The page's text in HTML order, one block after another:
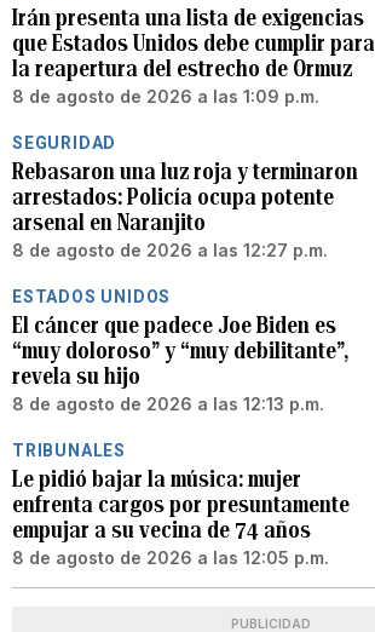
Irán presenta una lista de exigencias
que Estados Unidos debe cumplir para
la reapertura del estrecho de Ormuz
8 de agosto de 2026 a las 1:09 p.m.
SEGURIDAD
Rebasaron una luz roja y terminaron
arrestados: Policía ocupa potente
arsenal en Naranjito
8 de agosto de 2026 a las 12:27 p.m.
ESTADOS UNIDOS
El cáncer que padece Joe Biden es
“muy doloroso” y “muy debilitante”,
revela su hijo
8 de agosto de 2026 a las 12:13 p.m.
TRIBUNALES
Le pidió bajar la música: mujer
enfrenta cargos por presuntamente
empujar a su vecina de 74 años
8 de agosto de 2026 a las 12:05 p.m.
PUBLICIDAD